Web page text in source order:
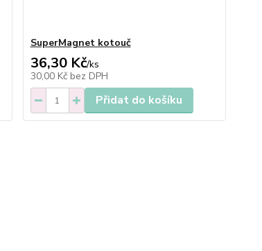
SuperMagnet kotouč
36,30 Kč/ks
30,00 Kč bez DPH
Přidat do košíku